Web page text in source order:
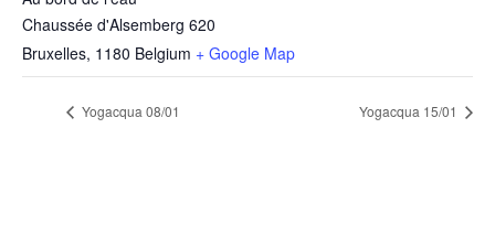
Chaussée d'Alsemberg 620
Bruxelles, 1180 Belgium + Google Map
Yogacqua 08/01 Yogacqua 15/01